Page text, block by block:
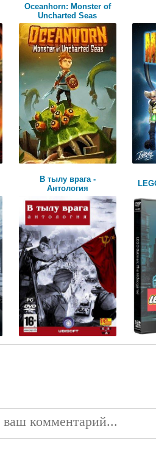
Oceanhorn: Monster of
Uncharted Seas
В тылу врага -
Антология